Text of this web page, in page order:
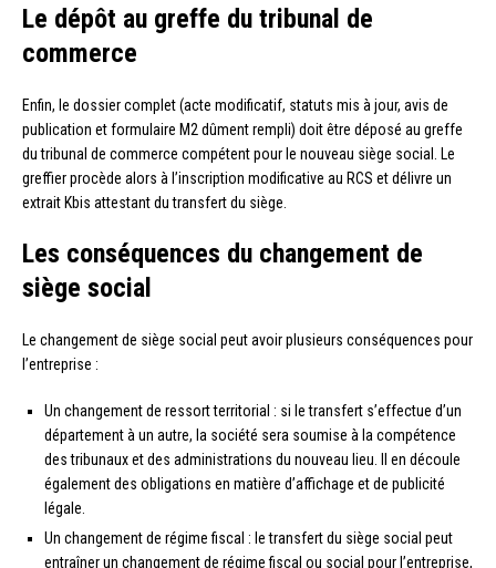
Le dépôt au greffe du tribunal de
commerce
Enfin, le dossier complet (acte modificatif, statuts mis à jour, avis de
publication et formulaire M2 dûment rempli) doit être déposé au greffe
du tribunal de commerce compétent pour le nouveau siège social. Le
greffier procède alors à l’inscription modificative au RCS et délivre un
extrait Kbis attestant du transfert du siège.
Les conséquences du changement de
siège social
Le changement de siège social peut avoir plusieurs conséquences pour
l’entreprise :
Un changement de ressort territorial : si le transfert s’effectue d’un
département à un autre, la société sera soumise à la compétence
des tribunaux et des administrations du nouveau lieu. Il en découle
également des obligations en matière d’affichage et de publicité
légale.
Un changement de régime fiscal : le transfert du siège social peut
entraîner un changement de régime fiscal ou social pour l’entreprise,